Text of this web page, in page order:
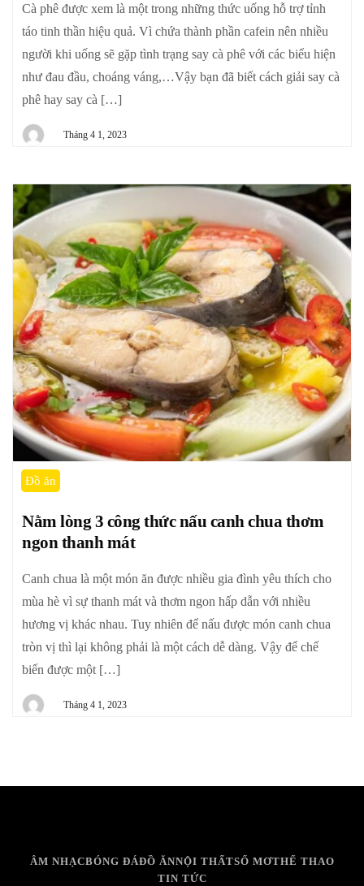
Cà phê được xem là một trong những thức uống hỗ trợ tỉnh
táo tinh thần hiệu quả. Vì chứa thành phần cafein nên nhiều
người khi uống sẽ gặp tình trạng say cà phê với các biểu hiện
như đau đầu, choáng váng,…Vậy bạn đã biết cách giải say cà
phê hay say cà […]
Tháng 4 1, 2023
Đồ ăn
Nằm lòng 3 công thức nấu canh chua thơm
ngon thanh mát
Canh chua là một món ăn được nhiều gia đình yêu thích cho
mùa hè vì sự thanh mát và thơm ngon hấp dẫn với nhiều
hương vị khác nhau. Tuy nhiên để nấu được món canh chua
tròn vị thì lại không phải là một cách dễ dàng. Vậy để chế
biến được một […]
Tháng 4 1, 2023
ÂM NHẠCBÓNG ĐÁĐỒ ĂNNỘI THẤTSỔ MƠTHỂ THAO
TIN TỨC